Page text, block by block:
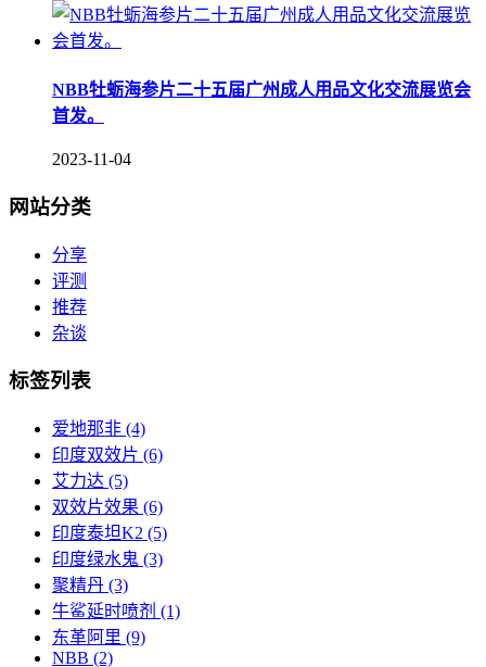
NBB牡蛎海参片二十五届广州成人用品文化交流展览会
首发。
2023-11-04
网站分类
分享
评测
推荐
杂谈
标签列表
爱地那非 (4)
印度双效片 (6)
艾力达 (5)
双效片效果 (6)
印度泰坦K2 (5)
印度绿水鬼 (3)
聚精丹 (3)
牛鲨延时喷剂 (1)
东革阿里 (9)
NBB (2)